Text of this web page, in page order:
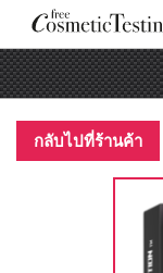
กลับไปที่ร้านค้า